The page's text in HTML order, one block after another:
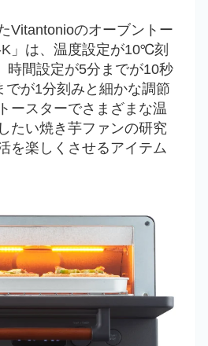
Vitantonioのオーブントー
」は、温度設定が10℃刻
間設定が5分までが10秒
でが1分刻みと細かな調節
ースターでさまざまな温
たい焼き芋ファンの研究
を楽しくさせるアイテム